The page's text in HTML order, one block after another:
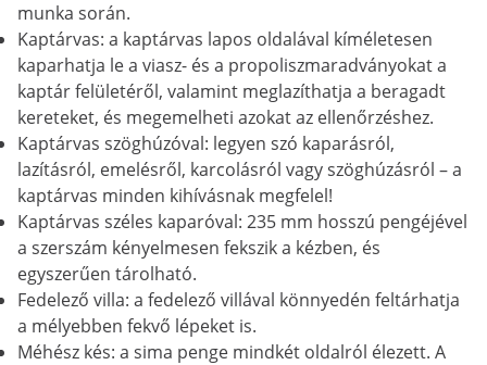
munka során.
Kaptárvas: a kaptárvas lapos oldalával kíméletesen
kaparhatja le a viasz- és a propoliszmaradványokat a
kaptár felületéről, valamint meglazíthatja a beragadt
kereteket, és megemelheti azokat az ellenőrzéshez.
Kaptárvas szöghúzóval: legyen szó kaparásról,
lazításról, emelésről, karcolásról vagy szöghúzásról – a
kaptárvas minden kihívásnak megfelel!
Kaptárvas széles kaparóval: 235 mm hosszú pengéjével
a szerszám kényelmesen fekszik a kézben, és
egyszerűen tárolható.
Fedelező villa: a fedelező villával könnyedén feltárhatja
a mélyebben fekvő lépeket is.
Méhész kés: a sima penge mindkét oldalról élezett. A